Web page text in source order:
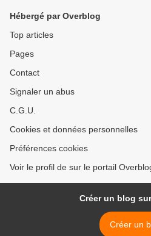
Hébergé par Overblog
Top articles
Pages
Contact
Signaler un abus
C.G.U.
Cookies et données personnelles
Préférences cookies
Voir le profil de sur le portail
Créer un blog
Créer un